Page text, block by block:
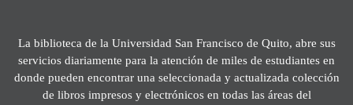
La biblioteca de la Universidad San Francisco de Quito, abre sus
servicios diariamente para la atención de miles de estudiantes en
donde pueden encontrar una seleccionada y actualizada colección
de libros impresos y electrónicos en todas las áreas del